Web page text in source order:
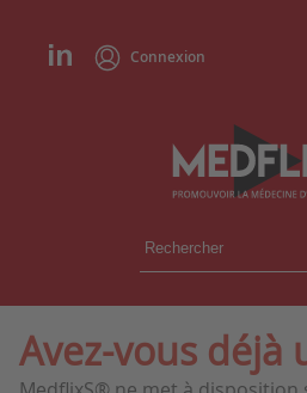
Connexion
Avez-vous déjà